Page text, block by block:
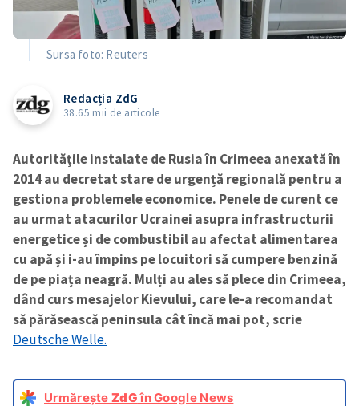
Sursa foto: Reuters
Redacția ZdG
38.65 mii de articole
Autoritățile instalate de Rusia în Crimeea anexată în
2014 au decretat stare de urgență regională pentru a
gestiona problemele economice. Penele de curent ce
au urmat atacurilor Ucrainei asupra infrastructurii
energetice și de combustibil au afectat alimentarea
cu apă și i-au împins pe locuitori să cumpere benzină
de pe piața neagră. Mulți au ales să plece din Crimeea,
dând curs mesajelor Kievului, care le-a recomandat
să părăsească peninsula cât încă mai pot, scrie
Deutsche Welle.
Urmărește ZdGîn Google News